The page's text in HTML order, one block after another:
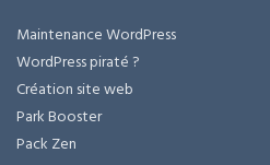
Maintenance WordPress
WordPress piraté ?
Création site web
Park Booster
Pack Zen